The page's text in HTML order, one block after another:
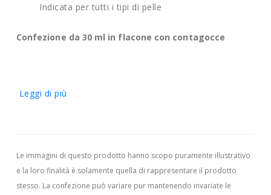
Indicata per tutti i tipi di pelle
Confezione da 30 ml in flacone con contagocce
Leggi di più
Le immagini di questo prodotto hanno scopo puramente illustrativo
e la loro finalità è solamente quella di rappresentare il prodotto
stesso. La confezione può variare pur mantenendo invariate le